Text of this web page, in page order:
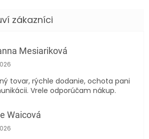
Mesiariková
obchodu je 5 z 5 hvězdiček.
tovar, rýchle dodanie, ochota pani
Vrele odporúčam nákup.
Waicová
obchodu je 5 z 5 hvězdiček.